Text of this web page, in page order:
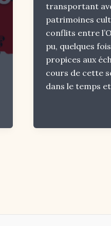
transportant
patrimoines
conflits entre
pu, quelques
propices aux
cours de cette
dans le temps et